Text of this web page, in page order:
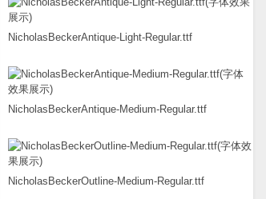
NicholasBeckerAntique-Light-Regular.ttf
NicholasBeckerAntique-Medium-Regular.ttf
NicholasBeckerOutline-Medium-Regular.ttf